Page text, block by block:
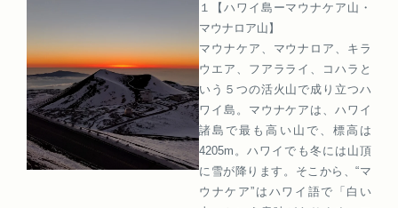
１【ハワイ島ーマウナケア山・
マウナロア山】
マウナケア、マウナロア、キラ
ウエア、フアラライ、コハラと
いう５つの活火山で成り立つハ
ワイ島。マウナケアは、ハワイ
諸島で最も高い山で、標高は
4205m。ハワイでも冬には山頂
に雪が降ります。そこから、“マ
ウナケア”はハワイ語で「白い